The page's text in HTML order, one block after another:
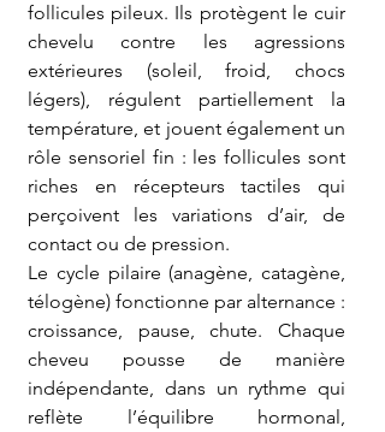
follicules pileux. Ils protègent le cuir
chevelu contre les agressions
extérieures (soleil, froid, chocs
légers), régulent partiellement la
température, et jouent également un
rôle sensoriel fin : les follicules sont
riches en récepteurs tactiles qui
perçoivent les variations d’air, de
contact ou de pression.
Le cycle pilaire (anagène, catagène,
télogène) fonctionne par alternance :
croissance, pause, chute. Chaque
cheveu pousse de manière
indépendante, dans un rythme qui
reflète l’équilibre hormonal,